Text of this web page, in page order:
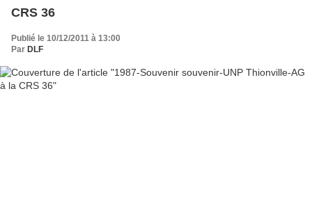
CRS 36
Publié le 10/12/2011 à 13:00
Par DLF